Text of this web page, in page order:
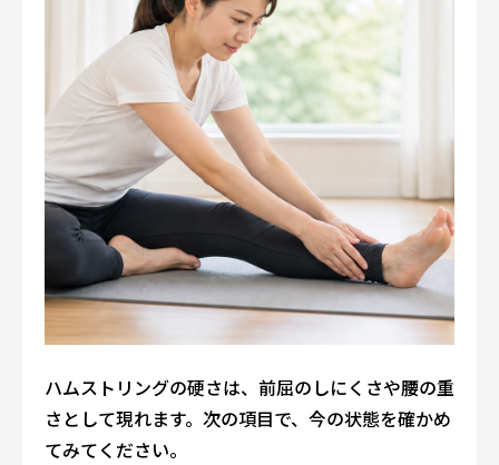
ハムストリングの硬さは、前屈のしにくさや腰の重
さとして現れます。次の項目で、今の状態を確かめ
てみてください。